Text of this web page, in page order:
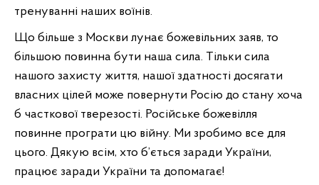
тренуванні наших воїнів.
Що більше з Москви лунає божевільних заяв, то
більшою повинна бути наша сила. Тільки сила
нашого захисту життя, нашої здатності досягати
власних цілей може повернути Росію до стану хоча
б часткової тверезості. Російське божевілля
повинне програти цю війну. Ми зробимо все для
цього. Дякую всім, хто б’ється заради України,
працює заради України та допомагає!